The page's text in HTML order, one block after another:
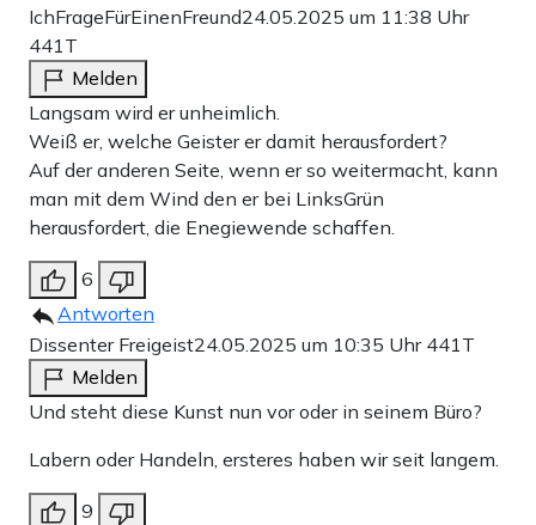
IchFrageFürEinenFreund24.05.2025 um 11:38 Uhr
441T
Melden
Langsam wird er unheimlich.
Weiß er, welche Geister er damit herausfordert?
Auf der anderen Seite, wenn er so weitermacht, kann
man mit dem Wind den er bei LinksGrün
herausfordert, die Enegiewende schaffen.
6
Antworten
Dissenter Freigeist24.05.2025 um 10:35 Uhr 441T
Melden
Und steht diese Kunst nun vor oder in seinem Büro?
Labern oder Handeln, ersteres haben wir seit langem.
9